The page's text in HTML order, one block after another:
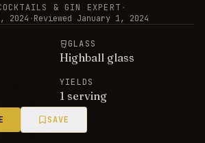
& GIN EXPERT ·
2024 ·Reviewed January 1, 2024
GLASS
Highball glass
YIELDS
1 serving
SAVE